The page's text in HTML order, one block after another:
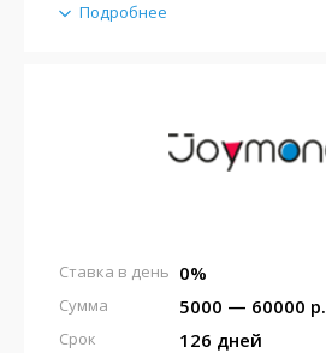
Подробнее
0%
Ставка в день
5000 — 60000 р.
Сумма
126 дней
Срок